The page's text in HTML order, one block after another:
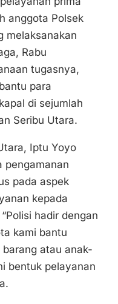
ar
e
anggota Polsek
melaksanakan
Rabu
tugasnya,
para
di sejumlah
Seribu Utara.
Iptu Yoyo
pengamanan
pada aspek
kepada
hadir dengan
kami bantu
atau anak-
bentuk pelayanan